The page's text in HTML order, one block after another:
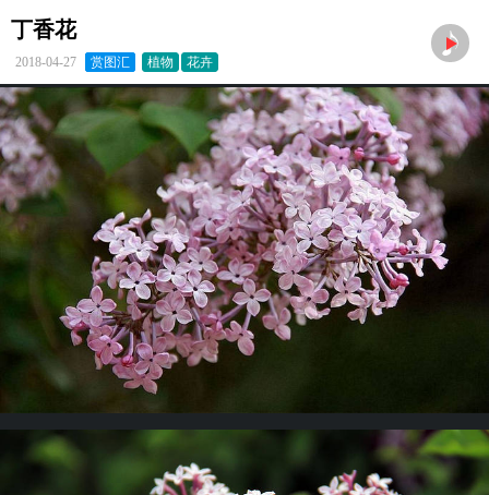
丁香花
2018-04-27 赏图汇 植物 花卉